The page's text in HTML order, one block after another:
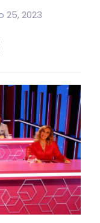
25, 2023